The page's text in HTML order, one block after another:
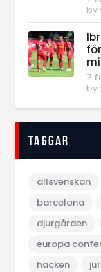
by
7
by
Taggar
allsvenskan
barcelona
djurgården
europa
häcken